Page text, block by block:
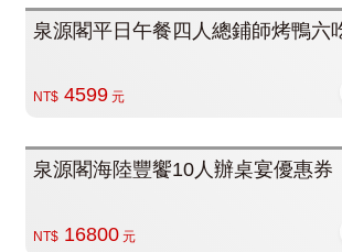
泉源閣平日午餐四人總鋪師烤鴨六
NT$4599元
泉源閣海陸豐饗10人辦桌宴優惠券
NT$16800元